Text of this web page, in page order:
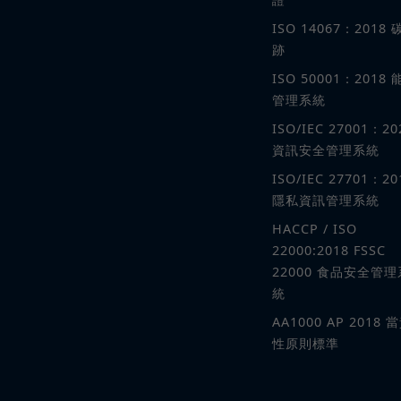
ISO 14067：2018
跡
ISO 50001：2018
管理系統
ISO/IEC 27001：
資訊安全管理系統
ISO/IEC 27701：
隱私資訊管理系統
HACCP / ISO
22000:2018 FSSC
22000 食品安全管理
統
AA1000 AP 2018 當
性原則標準